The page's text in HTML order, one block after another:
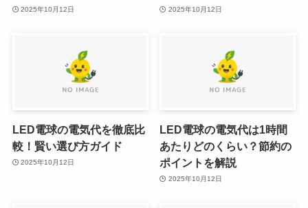
2025年10月12日 2025年10月12日
LED電球の電気代を徹底比
較！賢い選び方ガイド
2025年10月12日
LED電球の電気代は1時間
あたりどのくらい？節約の
ポイントを解説
2025年10月12日